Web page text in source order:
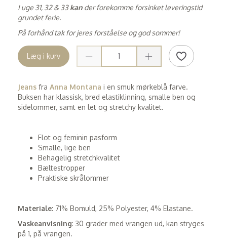
I uge 31, 32 & 33kan der forekomme forsinket leveringstid
grundet ferie.
På forhånd tak for jeres forståelse og god sommer!
Læg i kurv
Jeans fra Anna Montana i en smuk mørkeblå farve.
Buksen har klassisk, bred elastiklinning, smalle ben og
sidelommer, samt en let og stretchy kvalitet.
Flot og feminin pasform
Smalle, lige ben
Behagelig stretchkvalitet
Bæltestropper
Praktiske skrålommer
Materiale: 71% Bomuld, 25% Polyester, 4% Elastane.
Vaskeanvisning: 30 grader med vrangen ud, kan stryges
på 1, på vrangen.